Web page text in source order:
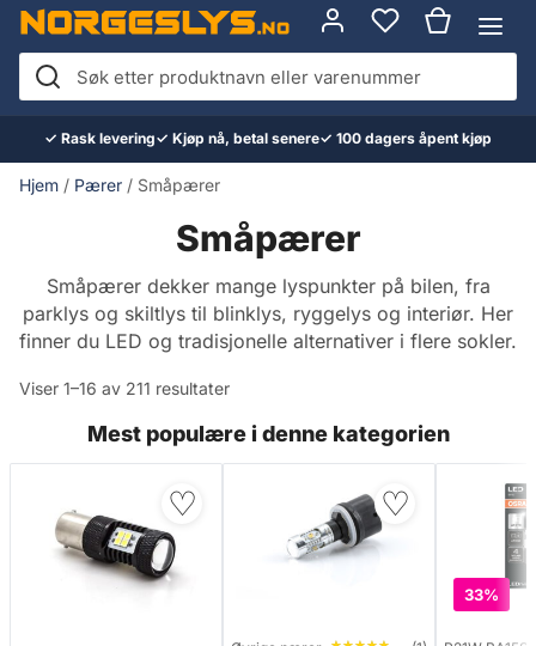
Hopp
innhold
Søk
etter
produktnavn
eller
✓ Rask levering✓ Kjøp nå, betal senere✓ 100 dagers åpent kjøp
Hjem / Pærer / Småpærer
Småpærer
Småpærer dekker mange lyspunkter på bilen, fra
parklys og skiltlys til blinklys, ryggelys og interiør. Her
finner du LED og tradisjonelle alternativer i flere sokler.
Viser 1–16 av 211 resultater
Mest populære i denne kategorien
♡ ♡
33%